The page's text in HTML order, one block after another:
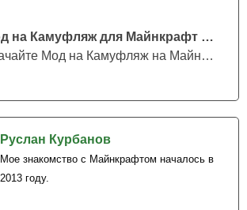
Мод на Камуфляж для Майнкрафт ПЕ
Скачайте Мод на Камуфляж на Майнкрафт...
Руслан Курбанов
Мое знакомство с Майнкрафтом началось в
2013 году.